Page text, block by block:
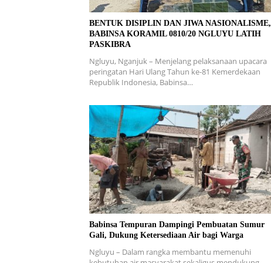
BENTUK DISIPLIN DAN JIWA NASIONALISME,
BABINSA KORAMIL 0810/20 NGLUYU LATIH
PASKIBRA
Ngluyu, Nganjuk – Menjelang pelaksanaan upacara
peringatan Hari Ulang Tahun ke-81 Kemerdekaan
Republik Indonesia, Babinsa…
Babinsa Tempuran Dampingi Pembuatan Sumur
Gali, Dukung Ketersediaan Air bagi Warga
Ngluyu – Dalam rangka membantu memenuhi